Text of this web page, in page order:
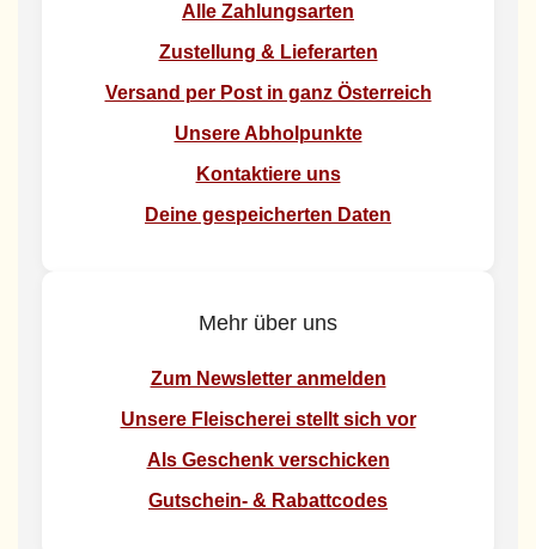
Alle Zahlungsarten
Zustellung & Lieferarten
Versand per Post in ganz Österreich
Unsere Abholpunkte
Kontaktiere uns
Deine gespeicherten Daten
Mehr über uns
Zum Newsletter anmelden
Unsere Fleischerei stellt sich vor
Als Geschenk verschicken
Gutschein- & Rabattcodes